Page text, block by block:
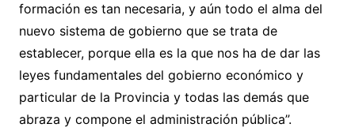
formación es tan necesaria, y aún todo el alma del
nuevo sistema de gobierno que se trata de
establecer, porque ella es la que nos ha de dar las
leyes fundamentales del gobierno económico y
particular de la Provincia y todas las demás que
abraza y compone el administración pública”.